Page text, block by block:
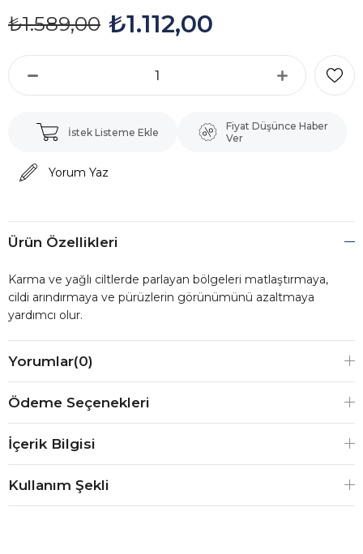
₺1.589,00 ₺1.112,00
İstek Listeme Ekle
Fiyat Düşünce Haber
Ver
Yorum Yaz
Ürün Özellikleri
Karma ve yağlı ciltlerde parlayan bölgeleri matlaştırmaya,
cildi arındırmaya ve pürüzlerin görünümünü azaltmaya
yardımcı olur.
Yorumlar(0)
Ödeme Seçenekleri
İçerik Bilgisi
Kullanım Şekli